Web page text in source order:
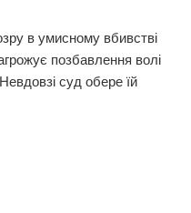
в умисному вбивстві
позбавлення волі
суд обере їй